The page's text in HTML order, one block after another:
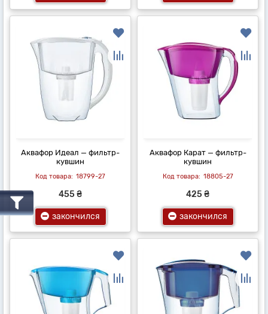
Аквафор Идеал — фильтр-
кувшин
18799-27
455 ₴
закончился
Аквафор Карат — фильтр-
кувшин
18805-27
425 ₴
закончился